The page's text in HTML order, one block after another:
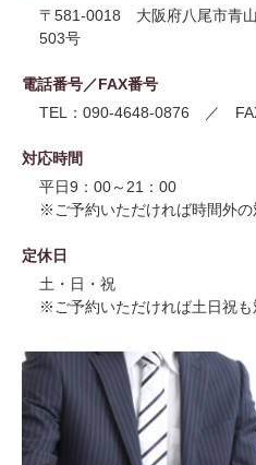
〒581-0018 大阪府八尾市青
503号
電話番号／FAX番号
TEL：090-4648-0876 ／
対応時間
平日9：00～21：00
※ご予約いただければ時間外の
定休日
土・日・祝
※ご予約いただければ土日祝も